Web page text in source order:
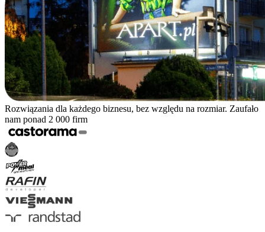
Rozwiązania dla każdego biznesu, bez względu na rozmiar. Zaufało
nam ponad 2 000 firm